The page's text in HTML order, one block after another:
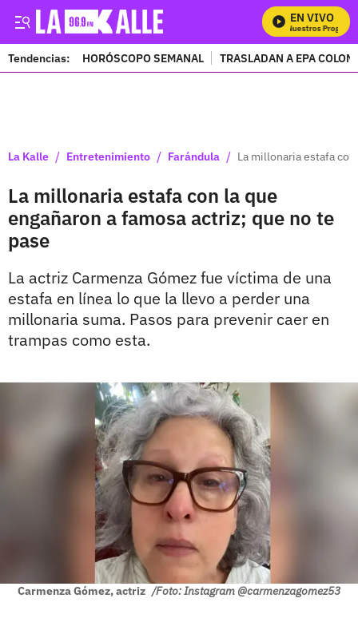
EN VIVO
Mira Todos Nuestros Programas
Tendencias: HORÓSCOPO SEMANAL TRASLADAN A EPA
La Kalle / Entretenimiento / Farándula / La millonaria estafa
La millonaria estafa con la que
engañaron a famosa actriz; que no te
pase
La actriz Carmenza Gómez fue víctima de una
estafa en línea lo que la llevo a perder una
millonaria suma. Pasos para prevenir caer en
trampas como esta.
Carmenza Gómez, actriz /Foto: Instagram @carmenzagomez53